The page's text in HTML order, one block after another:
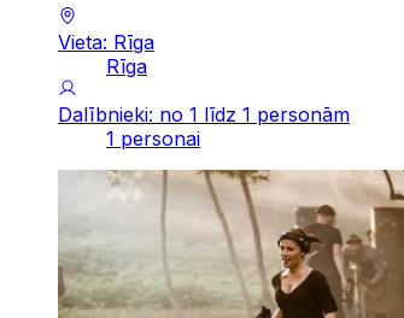
Vieta: Rīga
Rīga
Dalībnieki: no 1 līdz 1 personām
1 personai